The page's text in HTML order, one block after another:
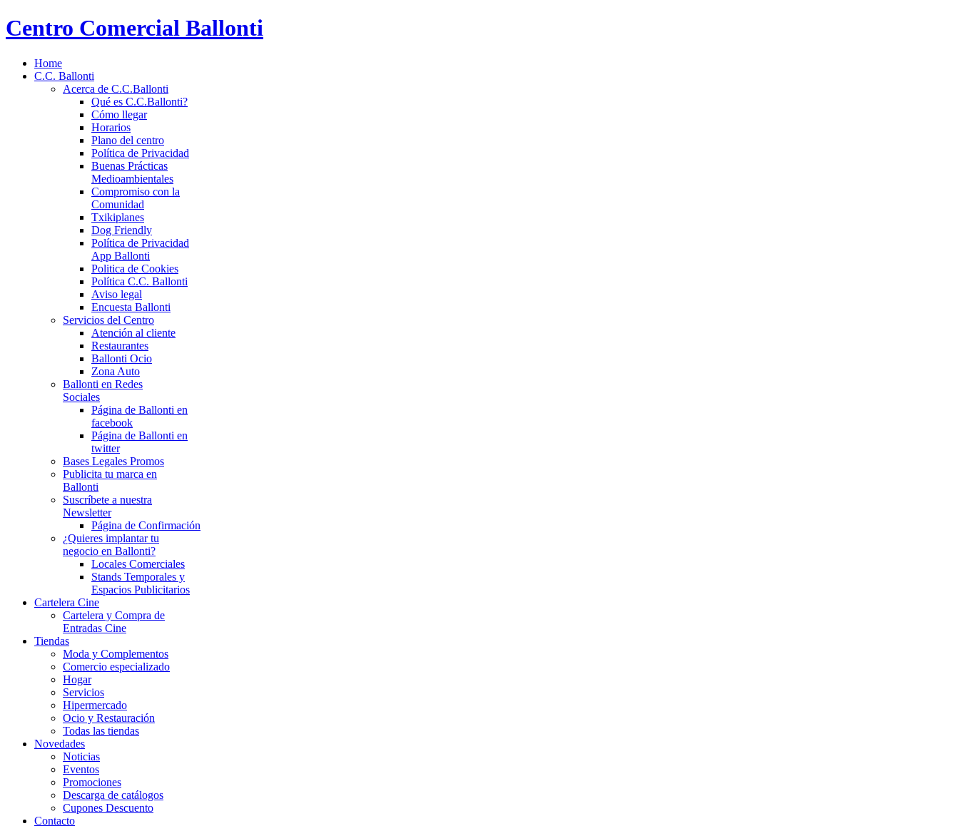
Centro Comercial Ballonti
Home
C.C. Ballonti
Acerca de C.C.Ballonti
Qué es C.C.Ballonti?
Cómo llegar
Horarios
Plano del centro
Política de Privacidad
Buenas Prácticas
Medioambientales
Compromiso con la
Comunidad
Txikiplanes
Dog Friendly
Política de Privacidad
App Ballonti
Politica de Cookies
Política C.C. Ballonti
Aviso legal
Encuesta Ballonti
Servicios del Centro
Atención al cliente
Restaurantes
Ballonti Ocio
Zona Auto
Ballonti en Redes
Sociales
Página de Ballonti en
facebook
Página de Ballonti en
twitter
Bases Legales Promos
Publicita tu marca en
Ballonti
Suscríbete a nuestra
Newsletter
Página de Confirmación
¿Quieres implantar tu
negocio en Ballonti?
Locales Comerciales
Stands Temporales y
Espacios Publicitarios
Cartelera Cine
Cartelera y Compra de
Entradas Cine
Tiendas
Moda y Complementos
Comercio especializado
Hogar
Servicios
Hipermercado
Ocio y Restauración
Todas las tiendas
Novedades
Noticias
Eventos
Promociones
Descarga de catálogos
Cupones Descuento
Contacto